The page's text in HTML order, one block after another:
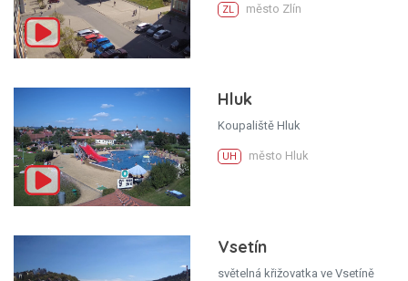
ZL město Zlín
Hluk
Koupaliště Hluk
UH město Hluk
Vsetín
světelná křižovatka ve Vsetíně